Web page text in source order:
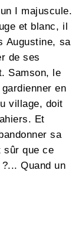
I majuscule.
et blanc, il
Augustine, sa
de ses
Samson, le
en
village, doit
Et
sa
sûr que ce
Quand un